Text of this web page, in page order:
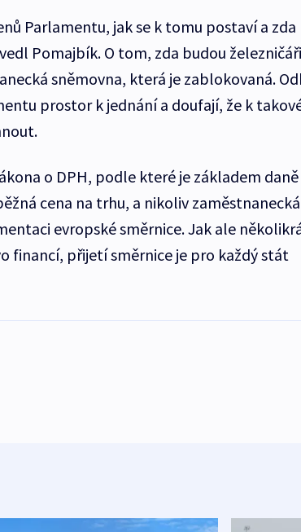
Parlamentu, jak se k tomu postaví a zda
Pomajbík. O tom, zda budou železničáři
sněmovna, která je zablokovaná.
prostor k jednání a doufají, že k
o DPH, podle které je základem daně
cena na trhu, a nikoliv zaměstnanecká
evropské směrnice. Jak ale
financí, přijetí směrnice je pro každý stát